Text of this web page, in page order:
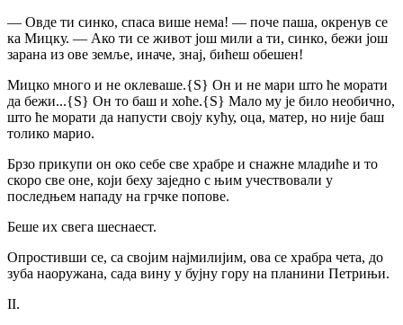
— Овде ти синко, спаса више нема! — поче паша, окренув се
ка Мицку. — Ако ти се живот још мили а ти, синко, бежи још
зарана из ове земље, иначе, знај, бићеш обешен!
Мицко много и не оклеваше.{S} Он и не мари што ће морати
да бежи...{S} Он то баш и хоће.{S} Мало му је било необично,
што ће морати да напусти своју кућу, оца, матер, но није баш
толико марио.
Брзо прикупи он око себе све храбре и снажне младиће и то
скоро све оне, који беху заједно с њим учествовали у
последњем нападу на грчке попове.
Беше их свега шеснаест.
Опростивши се, са својим најмилијим, ова се храбра чета, до
зуба наоружана, сада вину у бујну гору на планини Петрињи.
II.